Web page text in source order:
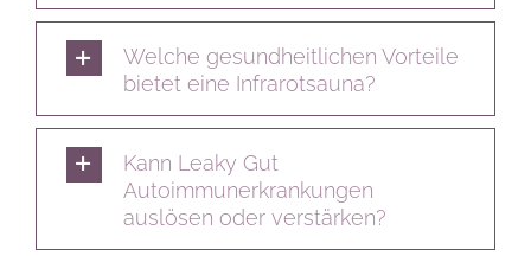
Welche gesundheitlichen Vorteile
bietet eine Infrarotsauna?
Kann Leaky Gut
Autoimmunerkrankungen
auslösen oder verstärken?